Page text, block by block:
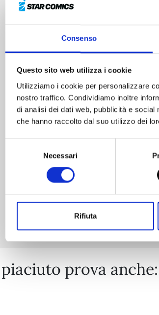
Consenso
Questo sito web utilizza i cookie
Utilizziamo i cookie per personalizzare
nostro traffico. Condividiamo inoltre
di analisi dei dati web, pubblicità e
che hanno raccolto dal suo utilizzo dei
Necessari
Rifiuta
prova anche: